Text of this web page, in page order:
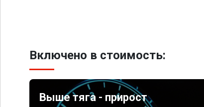
Включено в стоимость:
Выше тяга - прирост